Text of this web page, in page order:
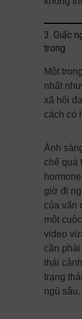
3. Giấc
trong
Một
nhất
xã hội
cách có
Ánh
chế quá
giờ đi
của vấn
một
video
cần
thái
trạng
ngủ sâu.